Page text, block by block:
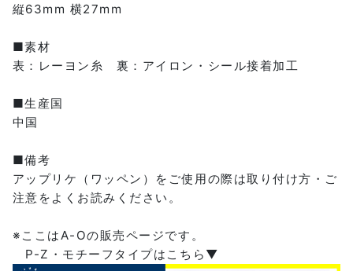
縦63mm 横27mm
■素材
表：レーヨン糸 裏：アイロン・シール接着加工
■生産国
中国
■備考
アップリケ（ワッペン）をご使用の際は取り付け方・ご
注意をよくお読みください。
※ここはA-Oの販売ページです。
P-Z・モチーフタイプはこちら▼